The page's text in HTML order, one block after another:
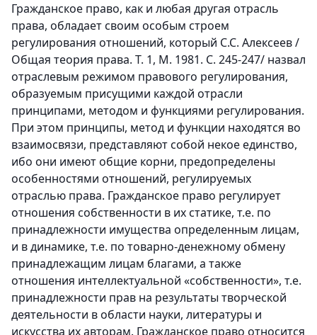
Гражданское право, как и любая другая отрасль
права, обладает своим особым строем
регулирования отношений, который С.С. Алексеев/
Общая теория права. Т. 1, М. 1981. С. 245-247/ назвал
отраслевым режимом правового регулирования,
образуемым присущими каждой отрасли
принципами, методом и функциями регулирования.
При этом принципы, метод и функции находятся во
взаимосвязи, представляют собой некое единство,
ибо они имеют общие корни, предопределены
особенностями отношений, регулируемых
отраслью права. Гражданское право регулирует
отношения собственности в их статике, т.е. по
принадлежности имущества определенным лицам,
и в динамике, т.е. по товарно-денежному обмену
принадлежащим лицам благами, а также
отношения интеллектуальной «собственности», т.е.
принадлежности прав на результаты творческой
деятельности в области науки, литературы и
искусства их авторам. Гражданское право относится